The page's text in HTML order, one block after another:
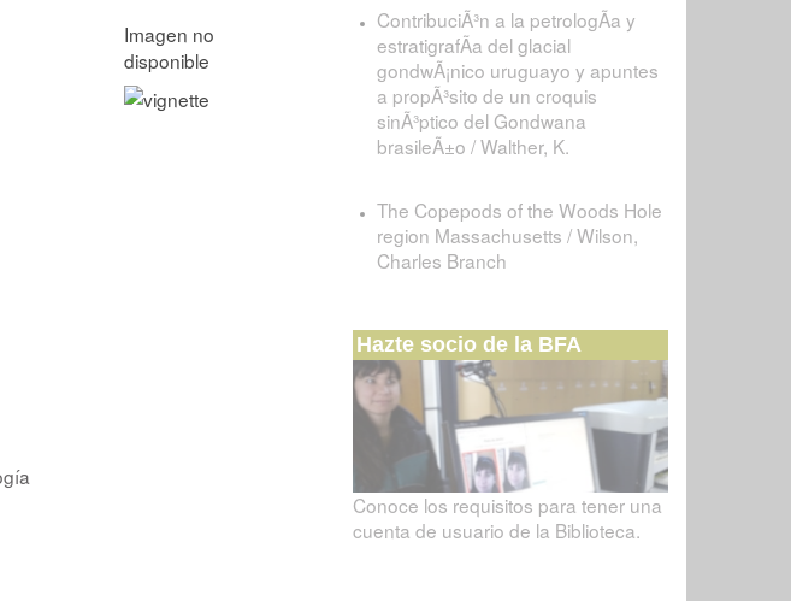
ContribuciÃ³n a la petrologÃ­a y
estratigrafÃ­a del glacial
gondwÃ¡nico uruguayo y apuntes
a propÃ³sito de un croquis
sinÃ³ptico del Gondwana
brasileÃ±o / Walther, K.
The Copepods of the Woods Hole
region Massachusetts / Wilson,
Charles Branch
Hazte socio de la BFA
Conoce los requisitos para tener una
cuenta de usuario de la Biblioteca.